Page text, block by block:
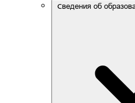
Сведения об